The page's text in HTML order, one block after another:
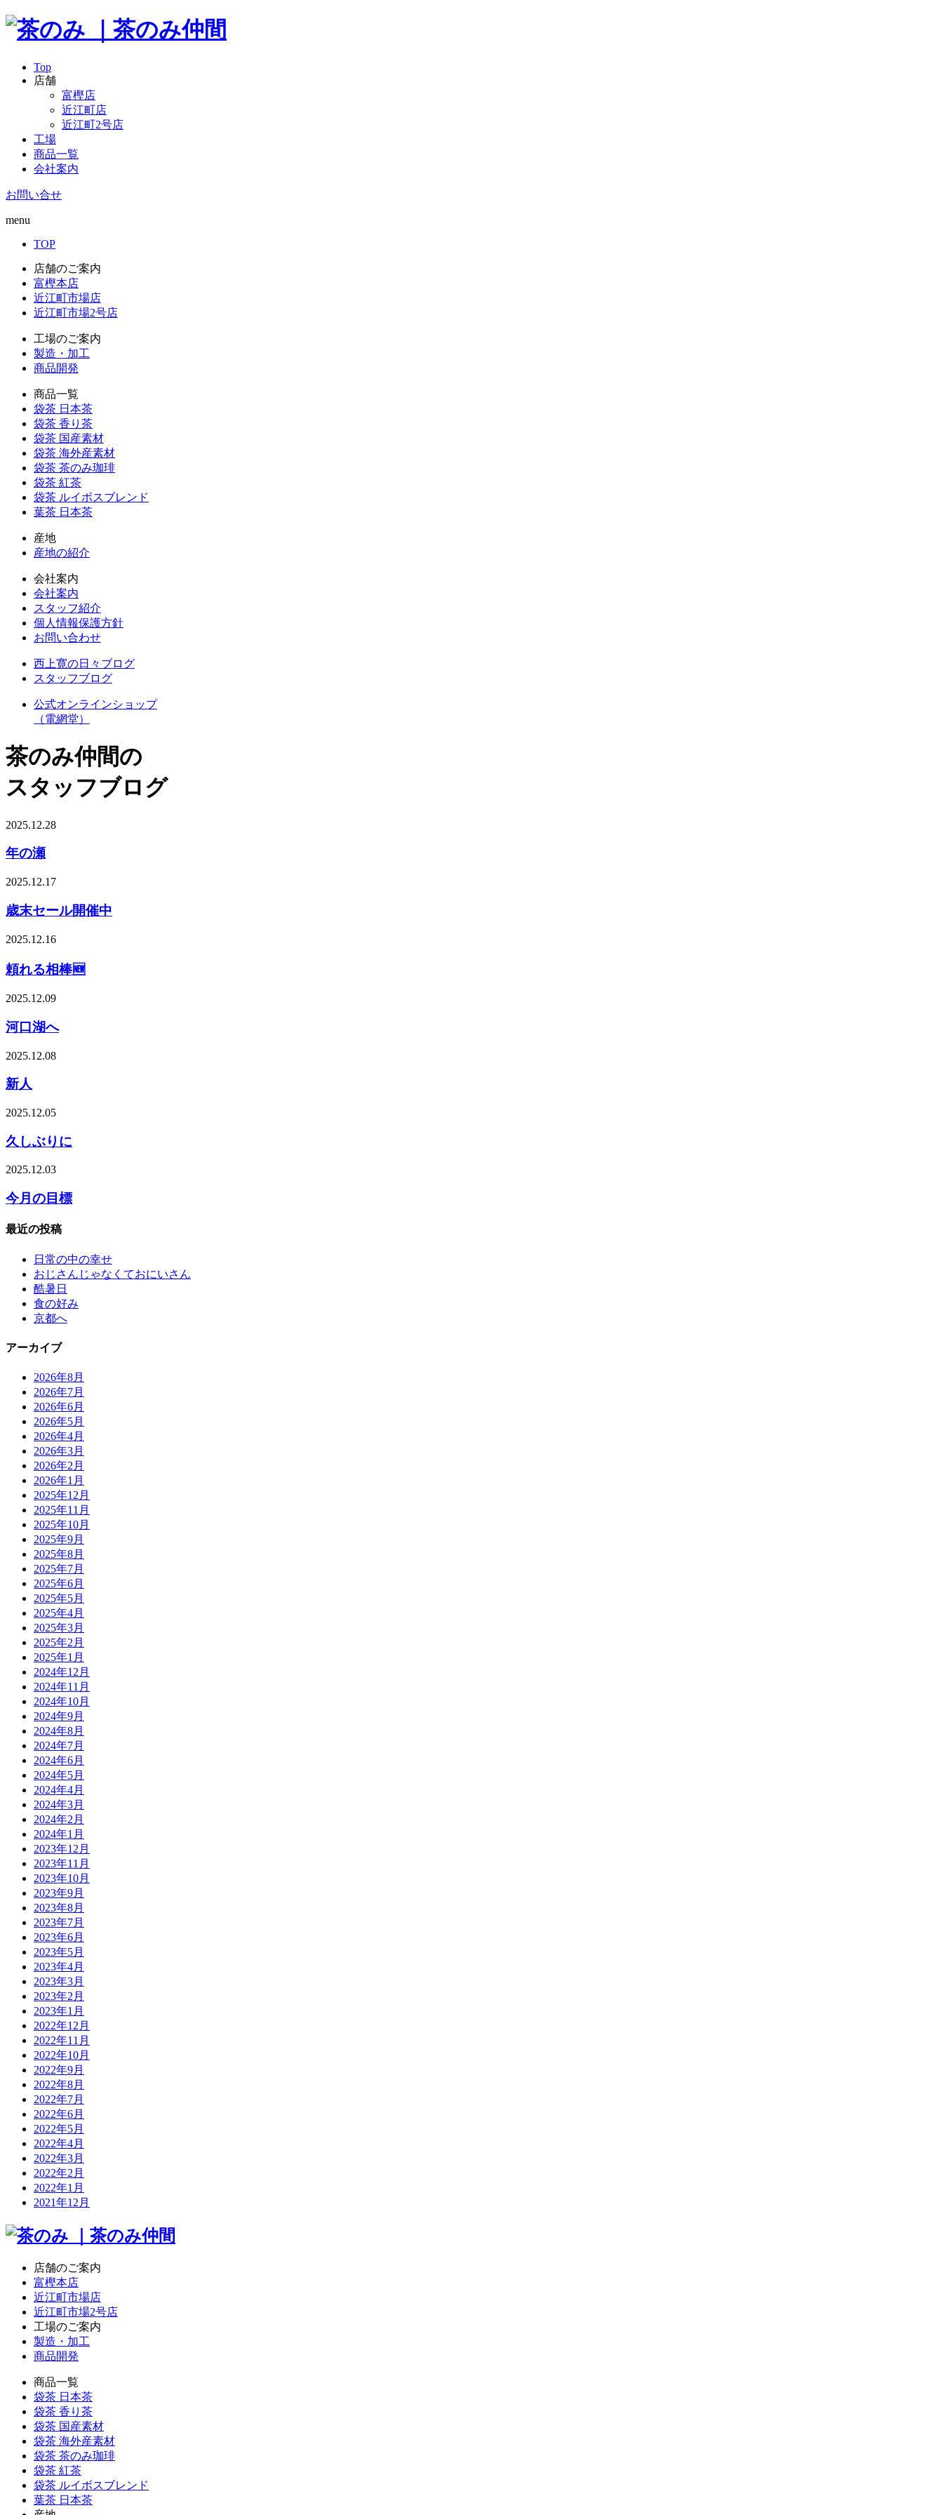
Top
店舗
富樫店
近江町店
近江町2号店
工場
商品一覧
会社案内
お問い合せ
menu
TOP
店舗のご案内
富樫本店
近江町市場店
近江町市場2号店
工場のご案内
製造・加工
商品開発
商品一覧
袋茶 日本茶
袋茶 香り茶
袋茶 国産素材
袋茶 海外産素材
袋茶 茶のみ珈琲
袋茶 紅茶
袋茶 ルイボスブレンド
葉茶 日本茶
産地
産地の紹介
会社案内
会社案内
スタッフ紹介
個人情報保護方針
お問い合わせ
西上寛の日々ブログ
スタッフブログ
公式オンラインショップ
（電網堂）
茶のみ仲間の
スタッフブログ
2025.12.28
年の瀬
2025.12.17
歳末セール開催中
2025.12.16
頼れる相棒🆕
2025.12.09
河口湖へ
2025.12.08
新人
2025.12.05
久しぶりに
2025.12.03
今月の目標
最近の投稿
日常の中の幸せ
おじさんじゃなくておにいさん
酷暑日
食の好み
京都へ
アーカイブ
2026年8月
2026年7月
2026年6月
2026年5月
2026年4月
2026年3月
2026年2月
2026年1月
2025年12月
2025年11月
2025年10月
2025年9月
2025年8月
2025年7月
2025年6月
2025年5月
2025年4月
2025年3月
2025年2月
2025年1月
2024年12月
2024年11月
2024年10月
2024年9月
2024年8月
2024年7月
2024年6月
2024年5月
2024年4月
2024年3月
2024年2月
2024年1月
2023年12月
2023年11月
2023年10月
2023年9月
2023年8月
2023年7月
2023年6月
2023年5月
2023年4月
2023年3月
2023年2月
2023年1月
2022年12月
2022年11月
2022年10月
2022年9月
2022年8月
2022年7月
2022年6月
2022年5月
2022年4月
2022年3月
2022年2月
2022年1月
2021年12月
店舗のご案内
富樫本店
近江町市場店
近江町市場2号店
工場のご案内
製造・加工
商品開発
商品一覧
袋茶 日本茶
袋茶 香り茶
袋茶 国産素材
袋茶 海外産素材
袋茶 茶のみ珈琲
袋茶 紅茶
袋茶 ルイボスブレンド
葉茶 日本茶